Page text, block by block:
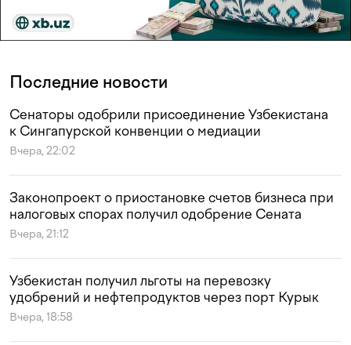
Последние новости
Сенаторы одобрили присоединение Узбекистана
к Сингапурской конвенции о медиации
Вчера, 22:02
Законопроект о приостановке счетов бизнеса при
налоговых спорах получил одобрение Сената
Вчера, 21:12
Узбекистан получил льготы на перевозку
удобрений и нефтепродуктов через порт Курык
Вчера, 18:58